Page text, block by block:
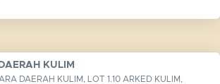
KULIM
DAERAH KULIM, LOT 1.10 ARKED KULIM,